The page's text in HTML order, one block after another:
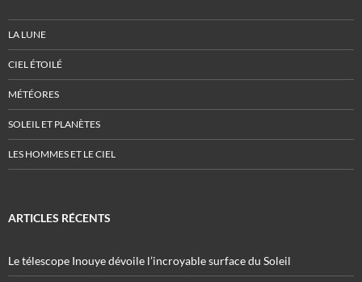
LA LUNE
CIEL ÉTOILÉ
MÉTÉORES
SOLEIL ET PLANÈTES
LES HOMMES ET LE CIEL
ARTICLES RÉCENTS
Le télescope Inouye dévoile l’incroyable surface du Soleil